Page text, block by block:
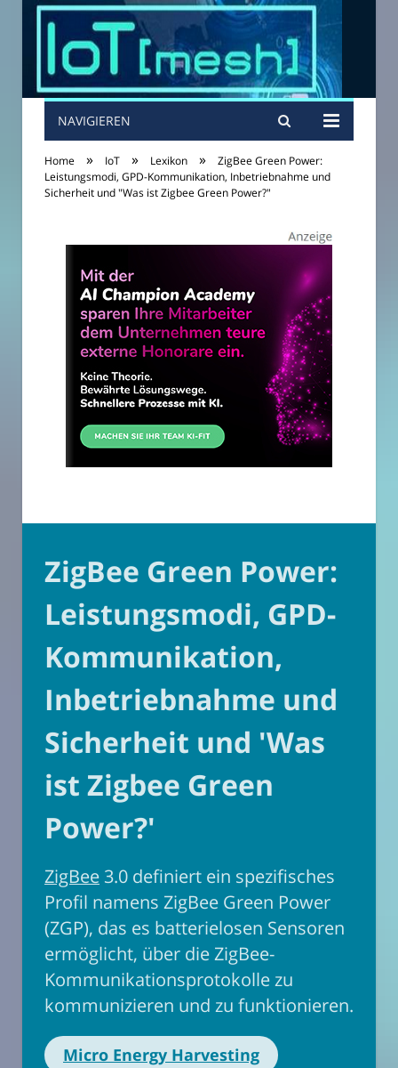
NAVIGIEREN
Home » IoT » Lexikon »
ZigBee Green Power:
Leistungsmodi, GPD-Kommunikation, Inbetriebnahme und
Sicherheit und "Was ist Zigbee Green Power?"
ZigBee Green Power:
Leistungsmodi, GPD-
Kommunikation,
Inbetriebnahme und
Sicherheit und 'Was
ist Zigbee Green
Power?'
ZigBee 3.0 definiert ein spezifisches
Profil namens ZigBee Green Power
(ZGP), das es batterielosen Sensoren
ermöglicht, über die ZigBee-
Kommunikationsprotokolle zu
kommunizieren und zu funktionieren.
Micro Energy Harvesting